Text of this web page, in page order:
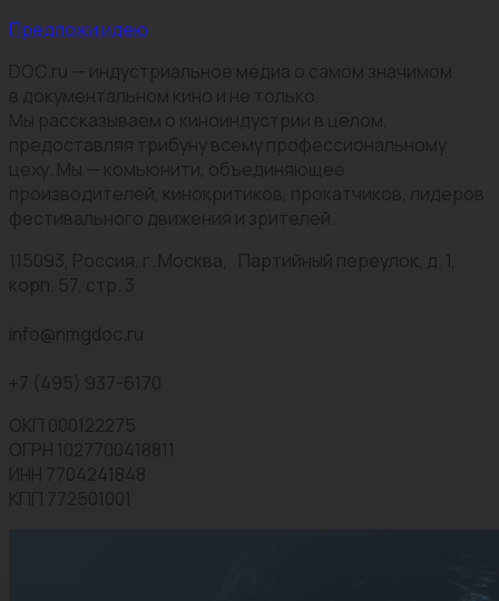
Предложи идею
DOC.ru — индустриальное медиа о самом значимом
в документальном кино и не только.
Мы рассказываем о киноиндустрии в целом,
предоставляя трибуну всему профессиональному
цеху. Мы — комьюнити, объединяющее
производителей, кинокритиков, прокатчиков, лидеров
фестивального движения и зрителей.
115093, Россия, г. Москва, Партийный переулок, д. 1,
корп. 57, стр. 3
info@nmgdoc.ru
+7 (495) 937-6170
ОКП 000122275
ОГРН 1027700418811
ИНН 7704241848
КПП 772501001